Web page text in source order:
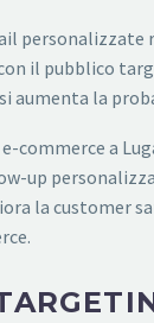
il pubblico
aumenta la
a
up
la customer